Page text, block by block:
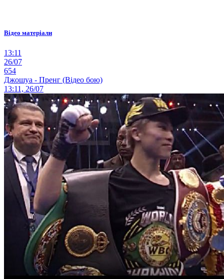
Відео матеріали
13:11
26/07
654
Джошуа - Пренг (Відео бою)
13:11, 26/07